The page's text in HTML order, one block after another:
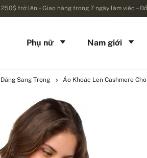
trở lên – Giao hàng trong 7 ngày làm việc –
Phụ nữ Nam giới
Sang Trọng Áo Khoác Len Cashmere